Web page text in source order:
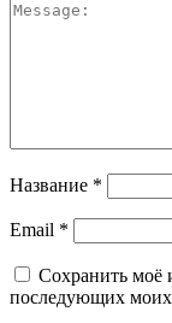
Название *
Email *
Сохранить моё
последующих